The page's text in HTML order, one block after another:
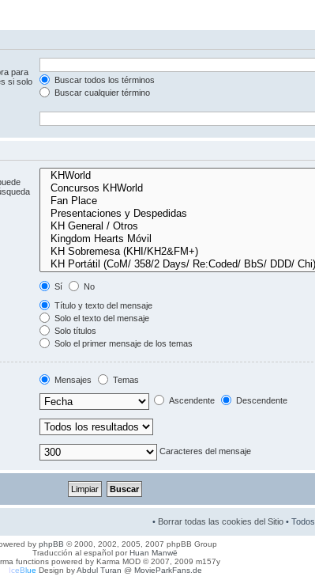
para
si solo
Buscar todos los términos
Buscar cualquier término
Sí
No
Título y texto del mensaje
Solo el texto del mensaje
Solo títulos
Solo el primer mensaje de los temas
Mensajes
Temas
Ascendente Descendente
Caracteres del mensaje
• Borrar todas las cookies del Sitio •
by phpBB © 2000, 2002, 2005, 2007 phpBB Group
Traducción al español porHuan Manwë
functions powered by Karma MOD © 2007, 2009 m157y
IceBlue Design byAbdul Turan @ MovieParkFans.de